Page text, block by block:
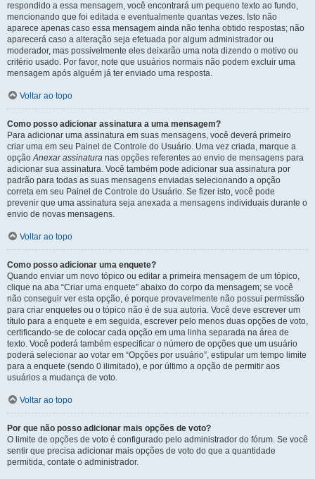
respondido a essa mensagem, você encontrará um pequeno texto ao fundo,
mencionando que foi editada e eventualmente quantas vezes. Isto não
aparece apenas caso essa mensagem ainda não tenha obtido respostas; não
aparecerá caso a alteração seja efetuada por algum administrador ou
moderador, mas possivelmente eles deixarão uma nota dizendo o motivo ou
critério usado. Por favor, note que usuários normais não podem excluir uma
mensagem após alguém já ter enviado uma resposta.
Voltar ao topo
Como posso adicionar assinatura a uma mensagem?
Para adicionar uma assinatura em suas mensagens, você deverá primeiro
criar uma em seu Painel de Controle do Usuário. Uma vez criada, marque a
opçãoAnexar assinatura nas opções referentes ao envio de mensagens para
adicionar sua assinatura. Você também pode adicionar sua assinatura por
padrão para todas as suas mensagens enviadas selecionando a opção
correta em seu Painel de Controle do Usuário. Se fizer isto, você pode
prevenir que uma assinatura seja anexada a mensagens individuais durante o
envio de novas mensagens.
Voltar ao topo
Como posso adicionar uma enquete?
Quando enviar um novo tópico ou editar a primeira mensagem de um tópico,
clique na aba “Criar uma enquete” abaixo do corpo da mensagem; se você
não conseguir ver esta opção, é porque provavelmente não possui permissão
para criar enquetes ou o tópico não é de sua autoria. Você deve escrever um
título para a enquete e em seguida, escrever pelo menos duas opções de voto,
certificando-se de colocar cada opção em uma linha separada na área de
texto. Você poderá também especificar o número de opções que um usuário
poderá selecionar ao votar em “Opções por usuário”, estipular um tempo limite
para a enquete (sendo 0 ilimitado), e por último a opção de permitir aos
usuários a mudança de voto.
Voltar ao topo
Por que não posso adicionar mais opções de voto?
O limite de opções de voto é configurado pelo administrador do fórum. Se você
sentir que precisa adicionar mais opções de voto do que a quantidade
permitida, contate o administrador.